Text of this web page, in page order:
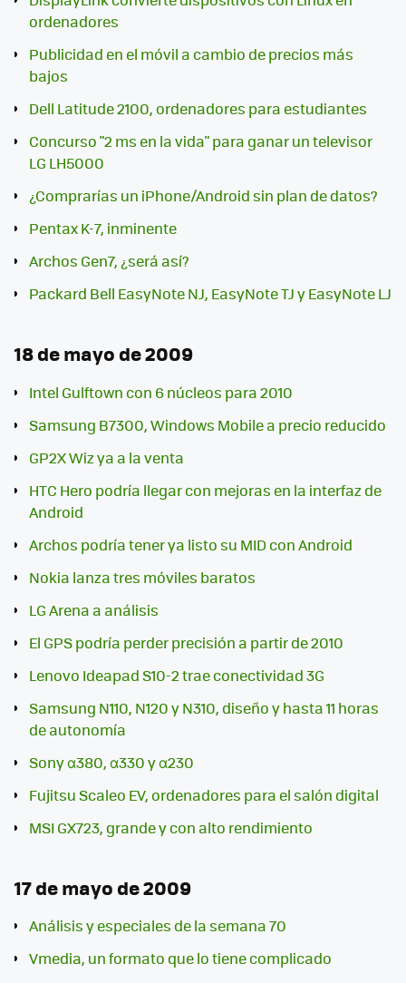
ordenadores
Publicidad en el móvil a cambio de precios más
bajos
Dell Latitude 2100, ordenadores para estudiantes
Concurso "2 ms en la vida" para ganar un televisor
LG LH5000
¿Comprarías un iPhone/Android sin plan de datos?
Pentax K-7, inminente
Archos Gen7, ¿será así?
Packard Bell EasyNote NJ, EasyNote TJ y EasyNote LJ
18 de mayo de 2009
Intel Gulftown con 6 núcleos para 2010
Samsung B7300, Windows Mobile a precio reducido
GP2X Wiz ya a la venta
HTC Hero podría llegar con mejoras en la interfaz de
Android
Archos podría tener ya listo su MID con Android
Nokia lanza tres móviles baratos
LG Arena a análisis
El GPS podría perder precisión a partir de 2010
Lenovo Ideapad S10-2 trae conectividad 3G
Samsung N110, N120 y N310, diseño y hasta 11 horas
de autonomía
Sony α380, α330 y α230
Fujitsu Scaleo EV, ordenadores para el salón digital
MSI GX723, grande y con alto rendimiento
17 de mayo de 2009
Análisis y especiales de la semana 70
Vmedia, un formato que lo tiene complicado